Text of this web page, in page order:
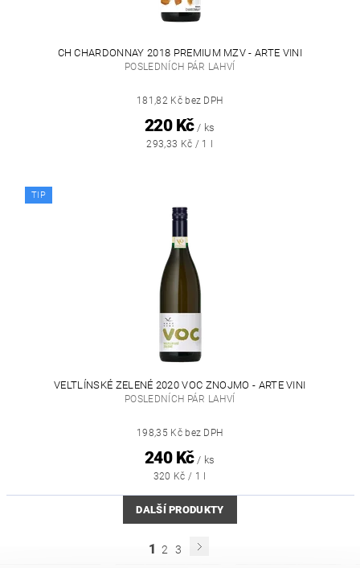
CH CHARDONNAY 2018 PREMIUM MZV - ARTE VINI
POSLEDNÍCH PÁR LAHVÍ
181,82 Kč bez DPH
220 Kč / ks
293,33 Kč / 1 l
TIP
VELTLÍNSKÉ ZELENÉ 2020 VOC ZNOJMO - ARTE VINI
POSLEDNÍCH PÁR LAHVÍ
198,35 Kč bez DPH
240 Kč / ks
320 Kč / 1 l
DALŠÍ PRODUKTY
1 2 3